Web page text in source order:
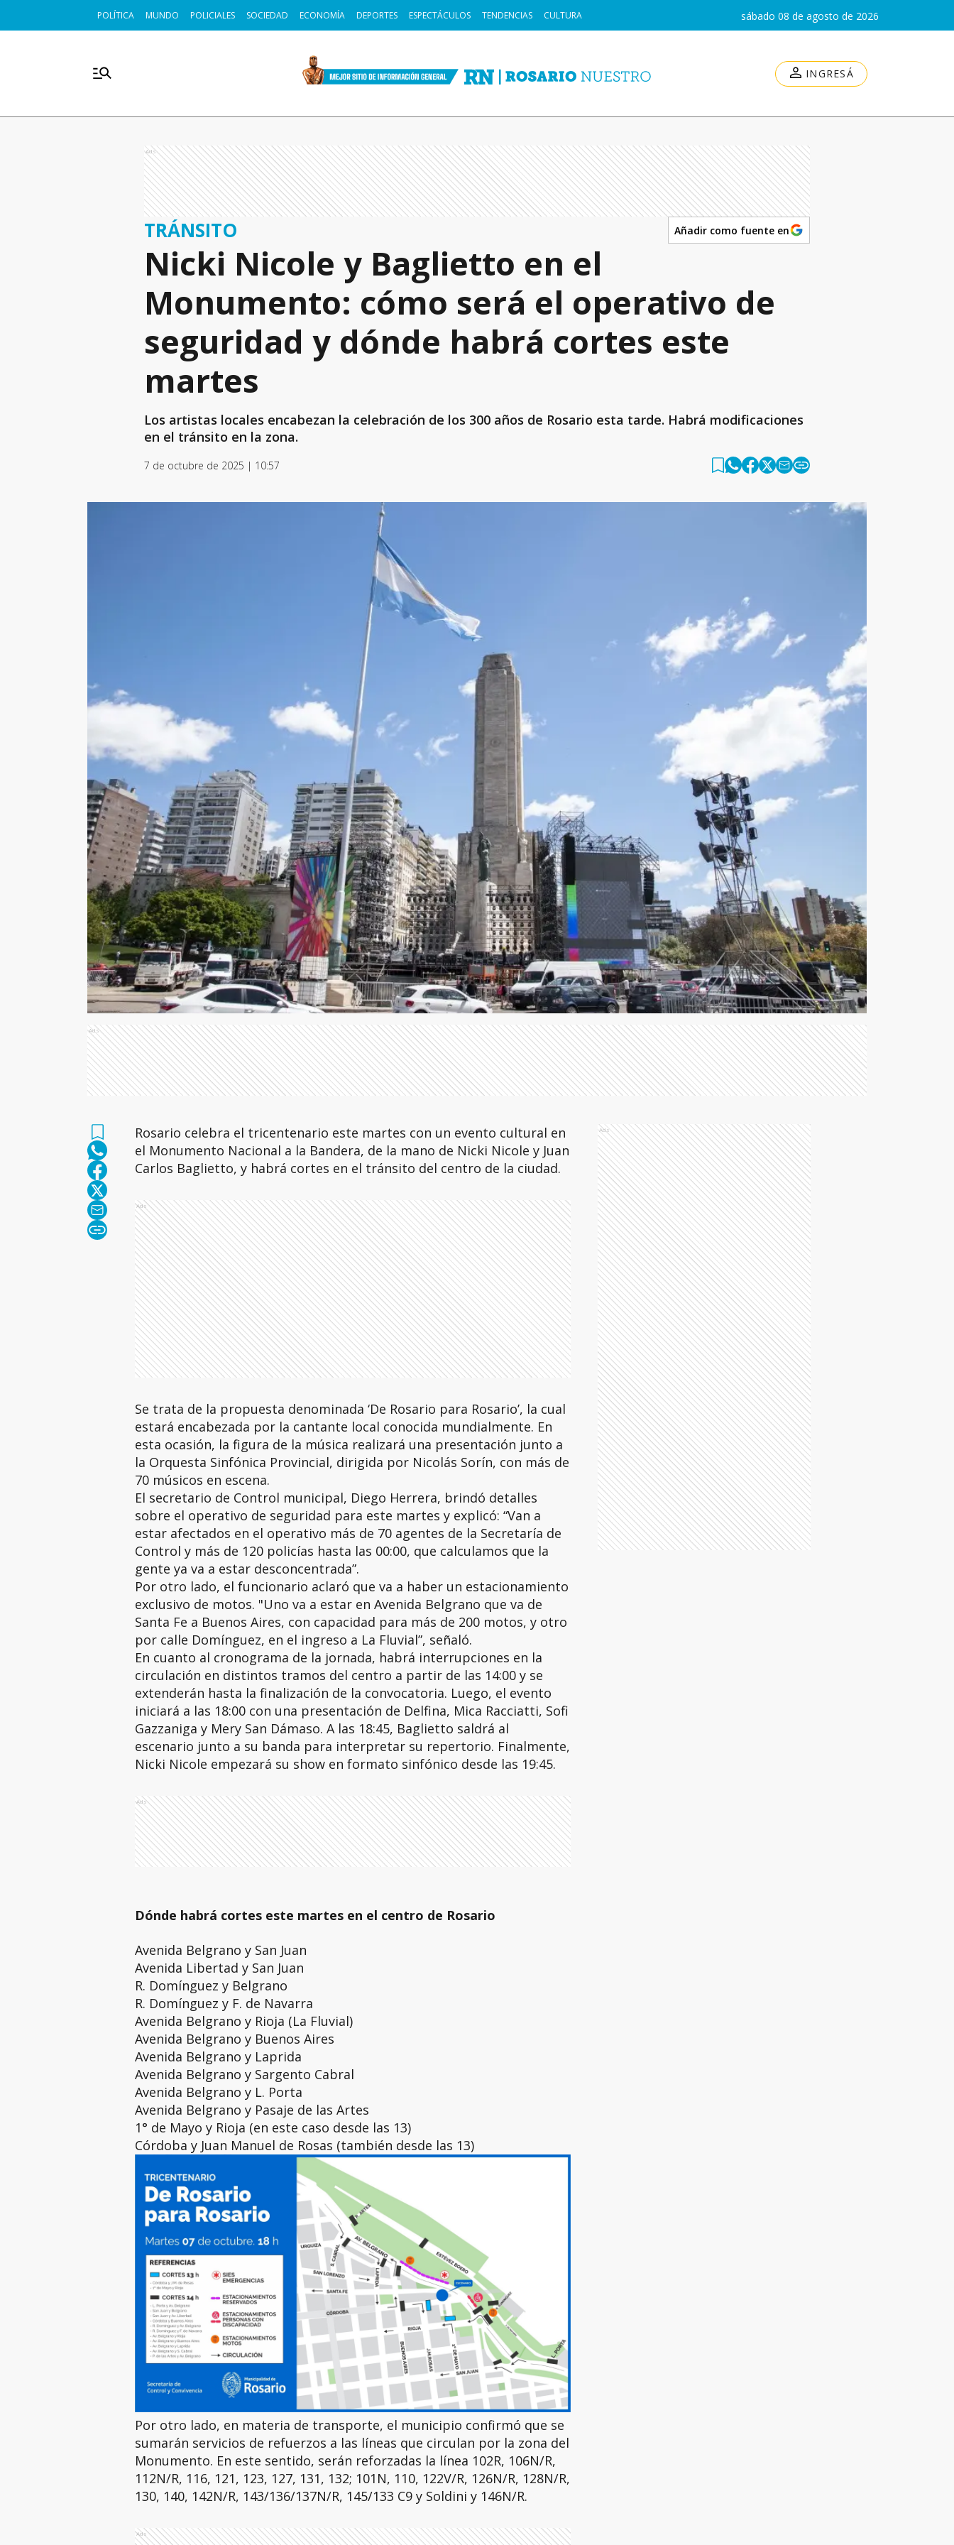
POLÍTICA MUNDO POLICIALES SOCIEDAD ECONOMÍA DEPORTES ESPECTÁCULOS TENDENCIAS CULTURA sábado 08 de agosto de 2026
INGRESÁ
Ads
TRÁNSITO Añadir como fuente en
Nicki Nicole y Baglietto en el
Monumento: cómo será el operativo de
seguridad y dónde habrá cortes este
martes
Los artistas locales encabezan la celebración de los 300 años de Rosario esta tarde. Habrá modificaciones
en el tránsito en la zona.
7 de octubre de 2025 | 10:57
Ads
Rosario celebra el tricentenario este martes con un evento cultural en
el Monumento Nacional a la Bandera, de la mano de Nicki Nicole y Juan
Carlos Baglietto, y habrá cortes en el tránsito del centro de la ciudad.
Ads
Se trata de la propuesta denominada ‘De Rosario para Rosario’, la cual
estará encabezada por la cantante local conocida mundialmente. En
esta ocasión, la figura de la música realizará una presentación junto a
la Orquesta Sinfónica Provincial, dirigida por Nicolás Sorín, con más de
70 músicos en escena.
El secretario de Control municipal, Diego Herrera, brindó detalles
sobre el operativo de seguridad para este martes y explicó: “Van a
estar afectados en el operativo más de 70 agentes de la Secretaría de
Control y más de 120 policías hasta las 00:00, que calculamos que la
gente ya va a estar desconcentrada”.
Por otro lado, el funcionario aclaró que va a haber un estacionamiento
exclusivo de motos. "Uno va a estar en Avenida Belgrano que va de
Santa Fe a Buenos Aires, con capacidad para más de 200 motos, y otro
por calle Domínguez, en el ingreso a La Fluvial”, señaló.
En cuanto al cronograma de la jornada, habrá interrupciones en la
circulación en distintos tramos del centro a partir de las 14:00 y se
extenderán hasta la finalización de la convocatoria. Luego, el evento
iniciará a las 18:00 con una presentación de Delfina, Mica Racciatti, Sofi
Gazzaniga y Mery San Dámaso. A las 18:45, Baglietto saldrá al
escenario junto a su banda para interpretar su repertorio. Finalmente,
Nicki Nicole empezará su show en formato sinfónico desde las 19:45.
Ads
Dónde habrá cortes este martes en el centro de Rosario
Avenida Belgrano y San Juan
Avenida Libertad y San Juan
R. Domínguez y Belgrano
R. Domínguez y F. de Navarra
Avenida Belgrano y Rioja (La Fluvial)
Avenida Belgrano y Buenos Aires
Avenida Belgrano y Laprida
Avenida Belgrano y Sargento Cabral
Avenida Belgrano y L. Porta
Avenida Belgrano y Pasaje de las Artes
1° de Mayo y Rioja (en este caso desde las 13)
Córdoba y Juan Manuel de Rosas (también desde las 13)
Por otro lado, en materia de transporte, el municipio confirmó que se
sumarán servicios de refuerzos a las líneas que circulan por la zona del
Monumento. En este sentido, serán reforzadas la línea 102R, 106N/R,
112N/R, 116, 121, 123, 127, 131, 132; 101N, 110, 122V/R, 126N/R, 128N/R,
130, 140, 142N/R, 143/136/137N/R, 145/133 C9 y Soldini y 146N/R.
Ads
Ads